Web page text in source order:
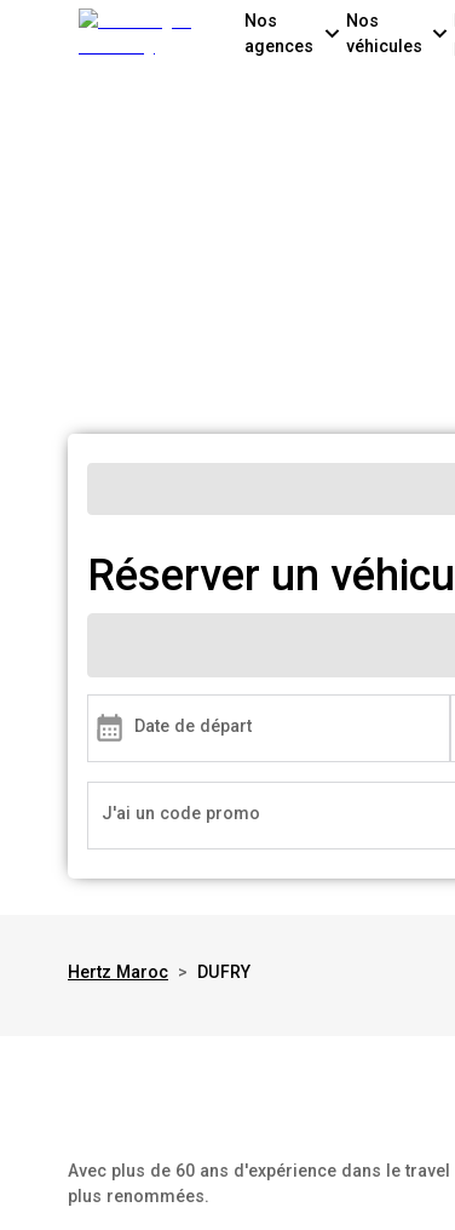
Nos
agences
Nos
véhicules
Réserver un
Date de départ
J'ai un code promo
Hertz Maroc > DUFRY
Avec plus de 60 ans d'expérience dans le
plus renommées.